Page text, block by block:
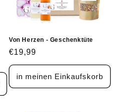
Von Herzen - Geschenktüte
Normaler
Preis
€19,99
in meinen Einkaufskorb